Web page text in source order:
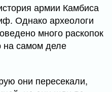
армии Камбиса
Однако археологи
много раскопок
на самом деле
они пересекали,